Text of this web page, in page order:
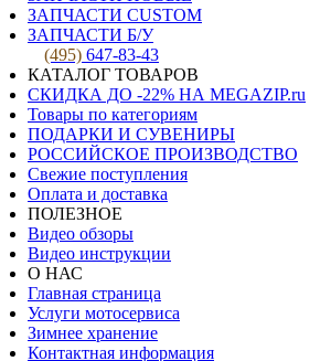
ЗАПЧАСТИ CUSTOM
ЗАПЧАСТИ Б/У
(495) 647-83-43
КАТАЛОГ ТОВАРОВ
СКИДКА ДО -22% НА MEGAZIP.ru
Товары по категориям
ПОДАРКИ И СУВЕНИРЫ
РОССИЙСКОЕ ПРОИЗВОДСТВО
Свежие поступления
Оплата и доставка
ПОЛЕЗНОЕ
Видео обзоры
Видео инструкции
О НАС
Главная страница
Услуги мотосервиса
Зимнее хранение
Контактная информация